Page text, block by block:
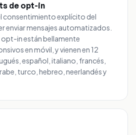
de opt-in
consentimiento explícito del
enviar mensajes automatizados.
in están bellamente
en móvil, y vienen en 12
español, italiano, francés,
turco, hebreo, neerlandés y